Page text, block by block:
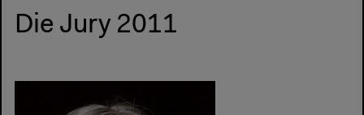
Die Jury 2011